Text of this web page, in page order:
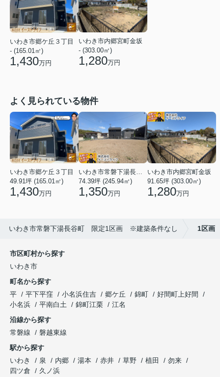
いわき市郷ケ丘３丁目
- (165.01㎡)
1,430万円
いわき市内郷宮町金坂
- (303.00㎡)
1,280万円
よく見られている物件
いわき市郷ケ丘３丁目
49.91坪 (165.01㎡)
1,430万円
74.39坪 (245.94㎡)
1,350万円
いわき市内郷宮町金坂
91.65坪 (303.00㎡)
1,280万円
いわき市常磐下湯長谷町 限定1区画 ※建築条件なし 1区画
市区町村から探す
いわき市
町名から探す
平
平下平窪 小名浜住吉 郷ケ丘 錦町
好間町上好間
小名浜
平南白土 錦町江栗
江名
沿線から探す
常磐線
磐越東線
駅から探す
いわき
泉 内郷 湯本 赤井 草野 植田
勿来
四ツ倉
久ノ浜